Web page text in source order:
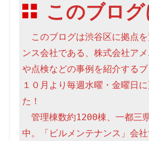
このブロ
このブログは渋谷区に拠点
ンス会社である、株式会社ア
や点検などの事例を紹介する
１０月より毎週水曜・金曜日
た！
管理棟数約1200棟、一都三
中。「ビルメンテナンス」会